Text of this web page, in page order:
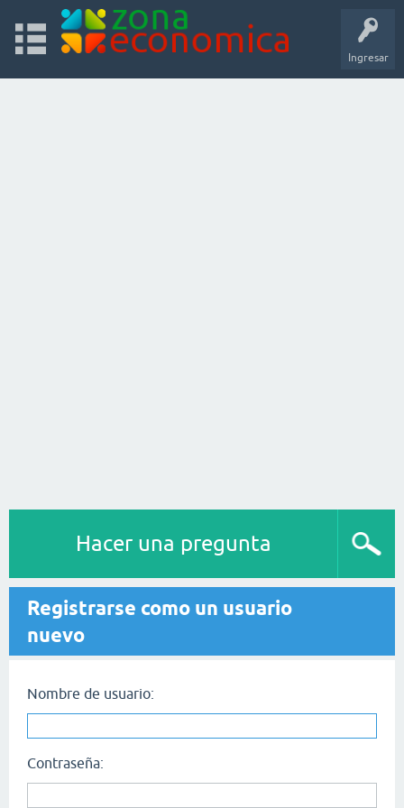
Ingresar
Hacer una pregunta
Registrarse como un usuario
nuevo
Nombre de usuario:
Contraseña: